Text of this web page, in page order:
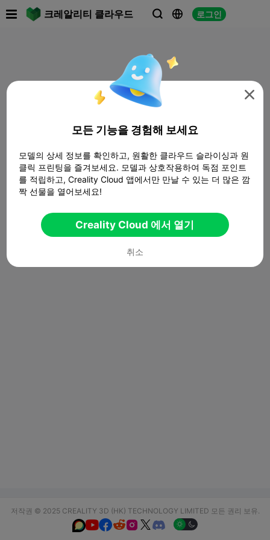
크레알리티 클라우드   로그인
저작권 © 2025 CREALITY 3D (HK) TECHNOLOGY LIMITED 모든 권리 보유.
  

모든 기능을 경험해 보세요
모델의 상세 정보를 확인하고, 원활한 클라우드 슬라이싱과 원
클릭 프린팅을 즐겨보세요. 모델과 상호작용하여 독점 포인트
를 적립하고, Creality Cloud 앱에서만 만날 수 있는 더 많은 깜
짝 선물을 열어보세요!
Creality Cloud 에서 열기
취소